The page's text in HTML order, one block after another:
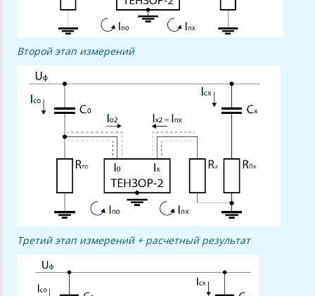
Второй этап измерений
Третий этап измерений + расчетный результат